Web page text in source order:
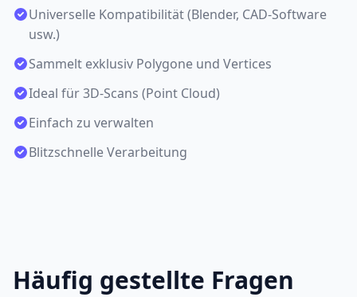
Universelle Kompatibilität (Blender, CAD-Software
usw.)
Sammelt exklusiv Polygone und Vertices
Ideal für 3D-Scans (Point Cloud)
Einfach zu verwalten
Blitzschnelle Verarbeitung
Häufig gestellte Fragen